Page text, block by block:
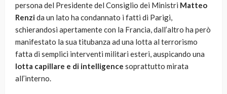
persona del Presidente del Consiglio dei Ministri Matteo
Renzida un lato ha condannato i fatti di Parigi,
schierandosi apertamente con la Francia, dall’altro ha però
manifestato la sua titubanza ad una lotta al terrorismo
fatta di semplici interventi militari esteri, auspicando una
lotta capillare e di intelligence soprattutto mirata
all’interno.